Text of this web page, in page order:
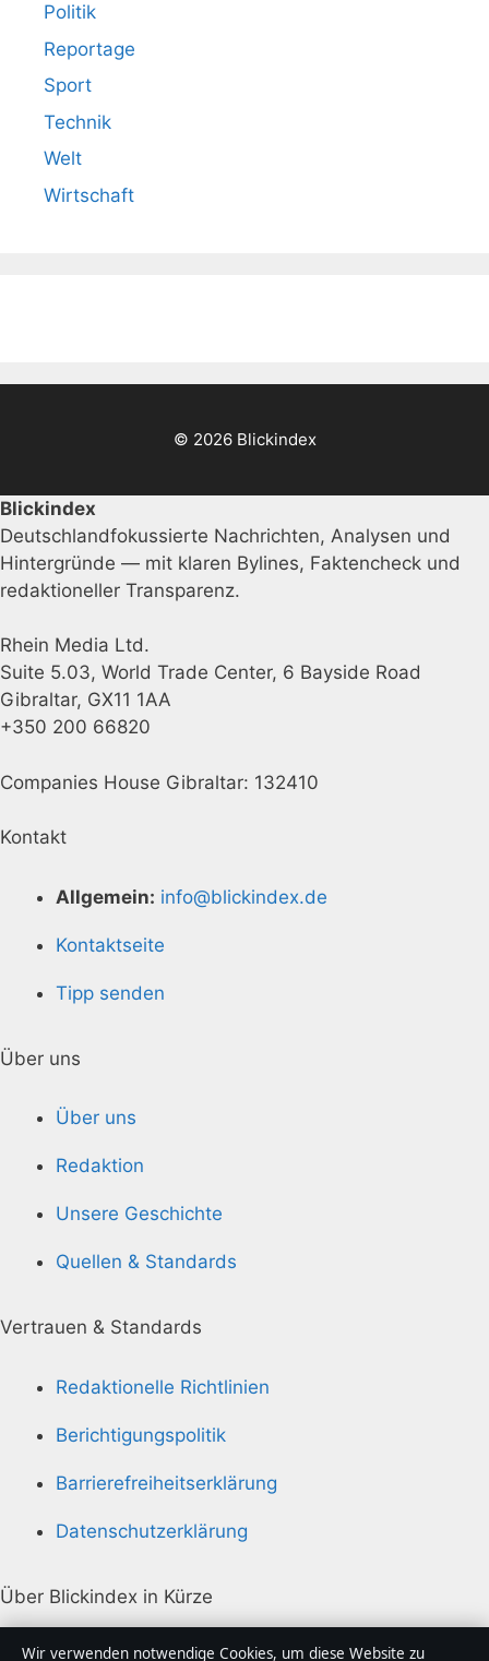
Politik
Reportage
Sport
Technik
Welt
Wirtschaft
© 2026 Blickindex
Blickindex
Deutschlandfokussierte Nachrichten, Analysen und
Hintergründe — mit klaren Bylines, Faktencheck und
redaktioneller Transparenz.
Rhein Media Ltd.
Suite 5.03, World Trade Center, 6 Bayside Road
Gibraltar, GX11 1AA
+350 200 66820
Companies House Gibraltar: 132410
Kontakt
Allgemein: info@blickindex.de
Kontaktseite
Tipp senden
Über uns
Über uns
Redaktion
Unsere Geschichte
Quellen & Standards
Vertrauen & Standards
Redaktionelle Richtlinien
Berichtigungspolitik
Barrierefreiheitserklärung
Datenschutzerklärung
Über Blickindex in Kürze
Blickindex ist ein unabhängiger digitaler
Wir verwenden notwendige Cookies, um diese Website zu